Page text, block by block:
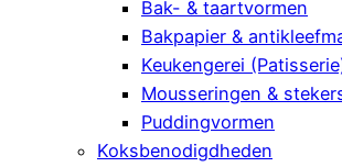
Bak- & taartvormen
Bakpapier &
Keukengerei
Mousseringen &
Puddingvormen
Koksbenodigdheden